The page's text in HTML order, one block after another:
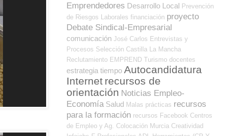
Emprendedores Desarrollo Local Prevención
de Riesgos Laborales financiación proyecto
Debate Sindical-Empresarial
comunicación José Carlos Entrevistas y
Procesos Selección Castilla La Mancha
Reclutamiento EMPREND Turismo docentes
estrategia tiempo Autocandidatura
Internet recursos de
orientación Noticias Empleo-
Economía Salud Malas prácticas recursos
para la formación recursos Facebook Centros
de Empleo y Ag. Colocación Murcia Creatividad